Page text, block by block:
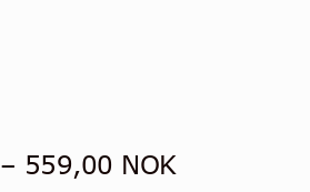
– 559,00 NOK